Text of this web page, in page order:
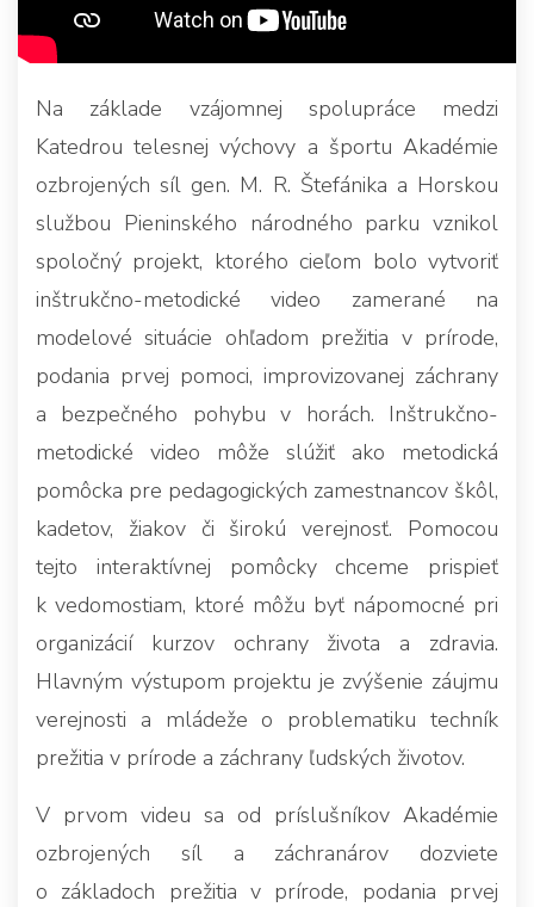
Na základe vzájomnej spolupráce medzi
Katedrou telesnej výchovy a športu Akadémie
ozbrojených síl gen. M. R. Štefánika a Horskou
službou Pieninského národného parku vznikol
spoločný projekt, ktorého cieľom bolo vytvoriť
inštrukčno-metodické video zamerané na
modelové situácie ohľadom prežitia v prírode,
podania prvej pomoci, improvizovanej záchrany
a bezpečného pohybu v horách. Inštrukčno-
metodické video môže slúžiť ako metodická
pomôcka pre pedagogických zamestnancov škôl,
kadetov, žiakov či širokú verejnosť. Pomocou
tejto interaktívnej pomôcky chceme prispieť
k vedomostiam, ktoré môžu byť nápomocné pri
organizácií kurzov ochrany života a zdravia.
Hlavným výstupom projektu je zvýšenie záujmu
verejnosti a mládeže o problematiku techník
prežitia v prírode a záchrany ľudských životov.
V prvom videu sa od príslušníkov Akadémie
ozbrojených síl a záchranárov dozviete
o základoch prežitia v prírode, podania prvej